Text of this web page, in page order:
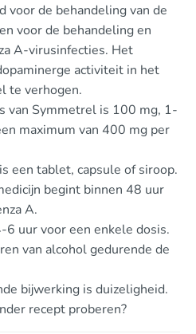
voor de behandeling van de
voor de behandeling en
A-virusinfecties. Het
activiteit in het
te verhogen.
van Symmetrel is 100 mg, 1-
maximum van 400 mg per
een tablet, capsule of siroop.
begint binnen 48 uur
A.
uur voor een enkele dosis.
van alcohol gedurende de
bijwerking is duizeligheid.
recept proberen?